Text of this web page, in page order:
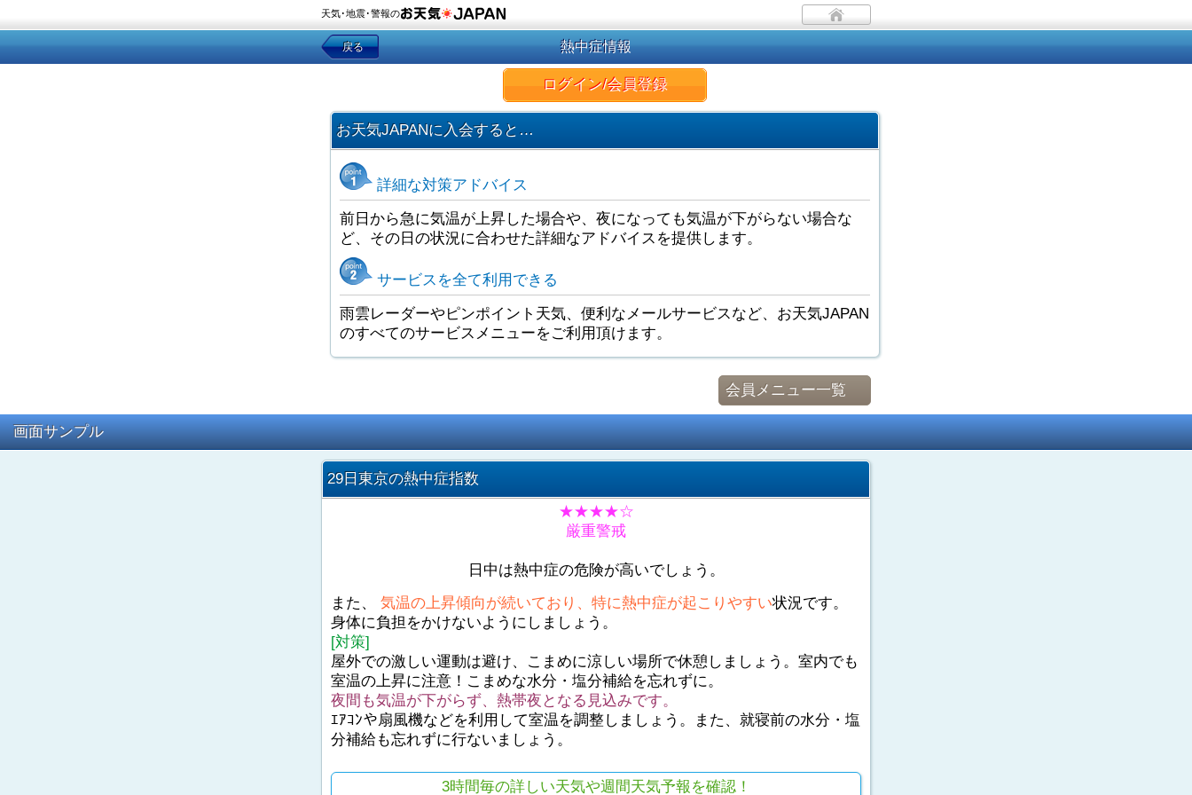
天気･地震･警報の
戻る 熱中症情報
ログイン/会員登録
お天気JAPANに入会すると…
詳細な対策アドバイス
前日から急に気温が上昇した場合や、夜になっても気温が下がらない場合な
ど、その日の状況に合わせた詳細なアドバイスを提供します。
サービスを全て利用できる
雨雲レーダーやピンポイント天気、便利なメールサービスなど、お天気JAPAN
のすべてのサービスメニューをご利用頂けます。
会員メニュー一覧
画面サンプル
29日東京の熱中症指数
★★★★☆
厳重警戒
日中は熱中症の危険が高いでしょう。
また、 気温の上昇傾向が続いており、特に熱中症が起こりやすい状況です。
身体に負担をかけないようにしましょう。
[対策]
屋外での激しい運動は避け、こまめに涼しい場所で休憩しましょう。室内でも
室温の上昇に注意！こまめな水分・塩分補給を忘れずに。
夜間も気温が下がらず、熱帯夜となる見込みです。
ｴｱｺﾝや扇風機などを利用して室温を調整しましょう。また、就寝前の水分・塩
分補給も忘れずに行ないましょう。
3時間毎の詳しい天気や週間天気予報を確認！